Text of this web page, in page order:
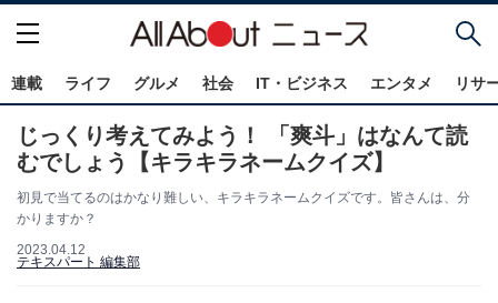
連載 ライフ グルメ 社会 IT・ビジネス エンタメ リサ
じっくり考えてみよう！ 「爽斗」はなんて読
むでしょう【キラキラネームクイズ】
初見で当てるのはかなり難しい、キラキラネームクイズです。皆さんは、分
かりますか？
2023.04.12
テキスパート 編集部